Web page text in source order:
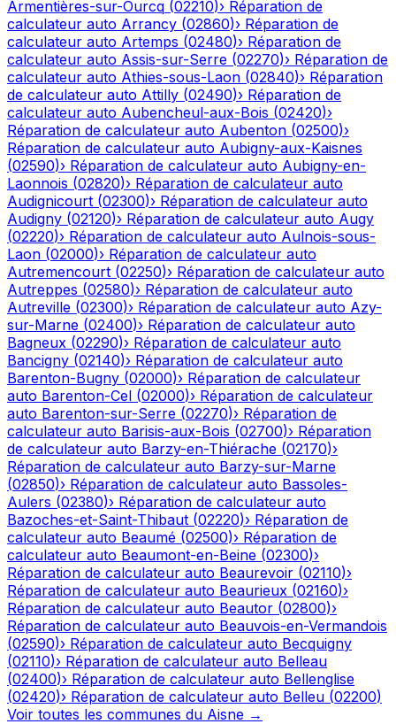
Armentières-sur-Ourcq (02210)› Réparation de
calculateur auto Arrancy (02860)› Réparation de
calculateur auto Artemps (02480)› Réparation de
calculateur auto Assis-sur-Serre (02270)› Réparation de
calculateur auto Athies-sous-Laon (02840)› Réparation
de calculateur auto Attilly (02490)› Réparation de
calculateur auto Aubencheul-aux-Bois (02420)›
Réparation de calculateur auto Aubenton (02500)›
Réparation de calculateur auto Aubigny-aux-Kaisnes
(02590)› Réparation de calculateur auto Aubigny-en-
Laonnois (02820)› Réparation de calculateur auto
Audignicourt (02300)› Réparation de calculateur auto
Audigny (02120)› Réparation de calculateur auto Augy
(02220)› Réparation de calculateur auto Aulnois-sous-
Laon (02000)› Réparation de calculateur auto
Autremencourt (02250)› Réparation de calculateur auto
Autreppes (02580)› Réparation de calculateur auto
Autreville (02300)› Réparation de calculateur auto Azy-
sur-Marne (02400)› Réparation de calculateur auto
Bagneux (02290)› Réparation de calculateur auto
Bancigny (02140)› Réparation de calculateur auto
Barenton-Bugny (02000)› Réparation de calculateur
auto Barenton-Cel (02000)› Réparation de calculateur
auto Barenton-sur-Serre (02270)› Réparation de
calculateur auto Barisis-aux-Bois (02700)› Réparation
de calculateur auto Barzy-en-Thiérache (02170)›
Réparation de calculateur auto Barzy-sur-Marne
(02850)› Réparation de calculateur auto Bassoles-
Aulers (02380)› Réparation de calculateur auto
Bazoches-et-Saint-Thibaut (02220)› Réparation de
calculateur auto Beaumé (02500)› Réparation de
calculateur auto Beaumont-en-Beine (02300)›
Réparation de calculateur auto Beaurevoir (02110)›
Réparation de calculateur auto Beaurieux (02160)›
Réparation de calculateur auto Beautor (02800)›
Réparation de calculateur auto Beauvois-en-Vermandois
(02590)› Réparation de calculateur auto Becquigny
(02110)› Réparation de calculateur auto Belleau
(02400)› Réparation de calculateur auto Bellenglise
(02420)› Réparation de calculateur auto Belleu (02200)
Voir toutes les communes du Aisne →